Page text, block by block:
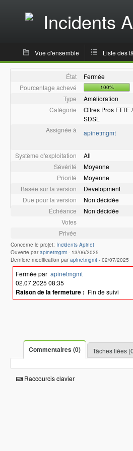
Incidents
Vue d'ensemble Liste des
État
Fermée
Pourcentage achevé
100%
Type
Amélioration
Catégorie
Offres Pros FTTE
SDSL
Assignée à
apinetmgmt
Système d'exploitation
All
Sévérité
Moyenne
Priorité
Moyenne
Basée sur la version
Development
Due pour la version
Non décidée
Échéance
Non décidée
Votes
Privée
Concerne le projet: Incidents Apinet
Ouverte parapinetmgmt - 13/06/2025
Dernière modification parapinetmgmt - 02/07/2025
Fermée par apinetmgmt
02.07.2025 08:35
Raison de la fermeture : Fin de suivi
Commentaires (0) Tâches liées
Raccourcis clavier